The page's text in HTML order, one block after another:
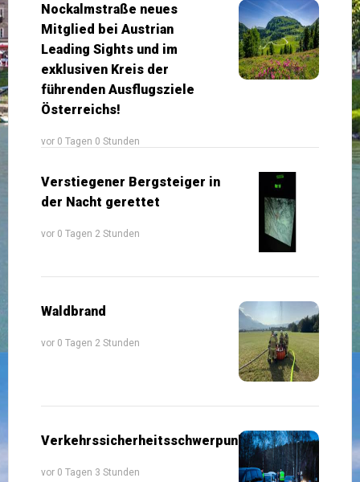
Nockalmstraße neues
Mitglied bei Austrian
Leading Sights und im
exklusiven Kreis der
führenden Ausflugsziele
Österreichs!
vor 0 Tagen 0 Stunden
Verstiegener Bergsteiger in
der Nacht gerettet
vor 0 Tagen 2 Stunden
Waldbrand
vor 0 Tagen 2 Stunden
Verkehrssicherheitsschwerpunkte
vor 0 Tagen 3 Stunden